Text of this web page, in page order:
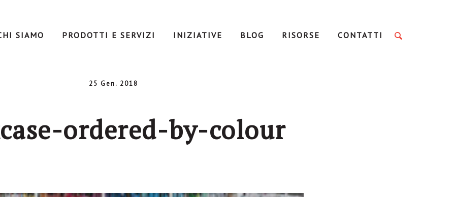
SIAMO PRODOTTI E SERVIZI INIZIATIVE BLOG RISORSE CONTATTI
25 Gen. 2018
ordered-by-colour